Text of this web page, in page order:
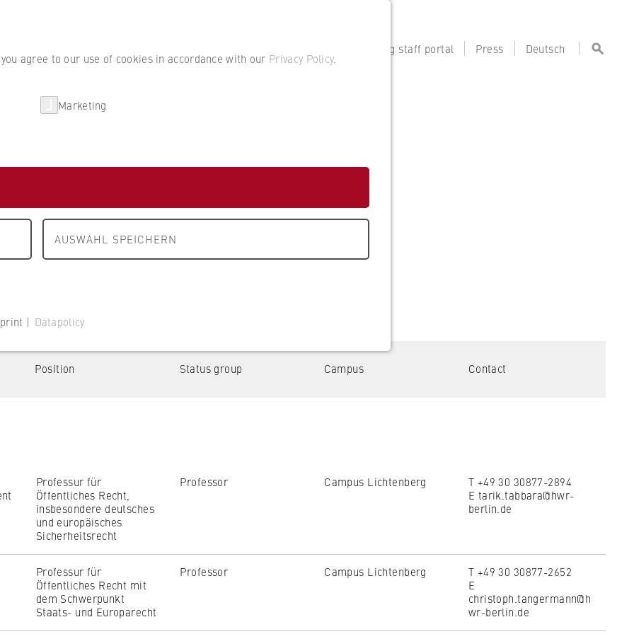
Teaching staff portal Press Deutsch
Partnerships
Sonstige
Show filtered results
Position Status group Campus Contact
Professur für
Öffentliches Recht,
insbesondere deutsches
und europäisches
Sicherheitsrecht
Professor Campus Lichtenberg
T +49 30 30877-2894
E tarik.tabbara@hwr-
berlin.de
Professur für
Öffentliches Recht mit
dem Schwerpunkt
Staats- und Europarecht
Professor Campus Lichtenberg
T +49 30 30877-2652
E
christoph.tangermann@h
wr-berlin.de
agree to our use of cookies in accordance with our Privacy Policy.
Marketing
AUSWAHL SPEICHERN
| Datapolicy